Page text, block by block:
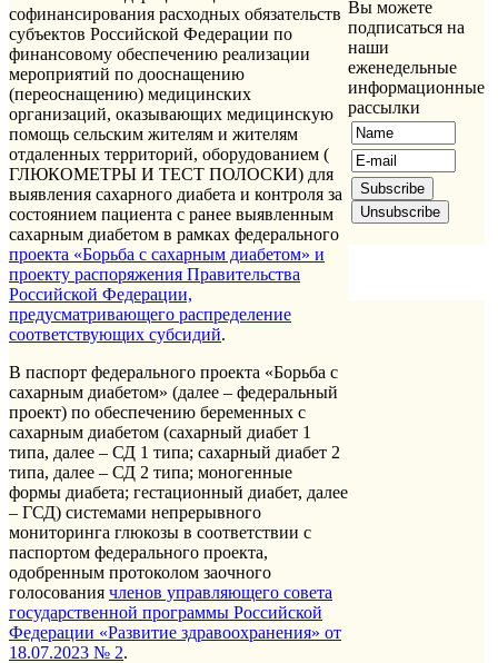
софинансирования расходных обязательств
субъектов Российской Федерации по
финансовому обеспечению реализации
мероприятий по дооснащению
(переоснащению) медицинских
организаций, оказывающих медицинскую
помощь сельским жителям и жителям
отдаленных территорий, оборудованием (
ГЛЮКОМЕТРЫ И ТЕСТ ПОЛОСКИ) для
выявления сахарного диабета и контроля за
состоянием пациента с ранее выявленным
сахарным диабетом в рамках федерального
проекта «Борьба с сахарным диабетом» и
проекту распоряжения Правительства
Российской Федерации,
предусматривающего распределение
соответствующих субсидий.
В паспорт федерального проекта «Борьба с
сахарным диабетом» (далее – федеральный
проект) по обеспечению беременных с
сахарным диабетом (сахарный диабет 1
типа, далее – СД 1 типа; сахарный диабет 2
типа, далее – СД 2 типа; моногенные
формы диабета; гестационный диабет, далее
– ГСД) системами непрерывного
мониторинга глюкозы в соответствии с
паспортом федерального проекта,
одобренным протоколом заочного
голосования членов управляющего совета
государственной программы Российской
Федерации «Развитие здравоохранения» от
18.07.2023 № 2.
Вы можете
подписаться на
наши
еженедельные
информационные
рассылки